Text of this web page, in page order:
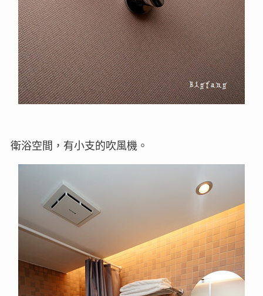
衛浴空間，有小支的吹風機。